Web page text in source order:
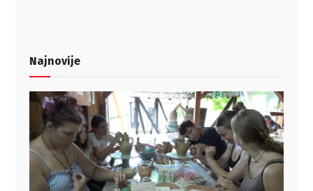
Najnovije